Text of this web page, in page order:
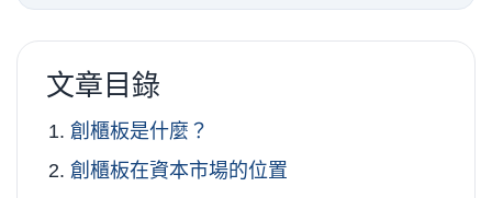
文章目錄
創櫃板是什麼？
創櫃板在資本市場的位置